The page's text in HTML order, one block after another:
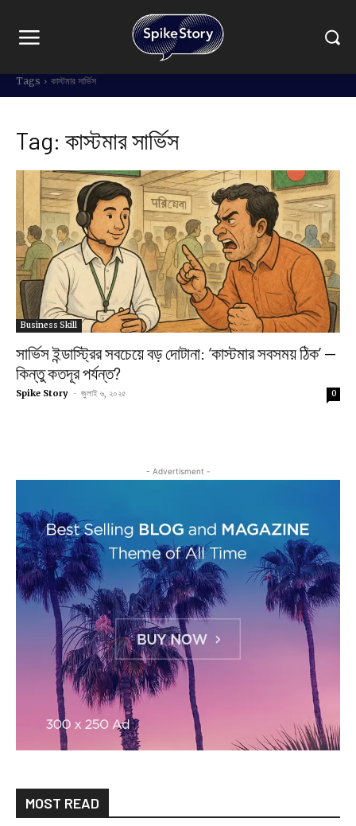
Tags কাস্টমার সার্ভিস
Tag: কাস্টমার সার্ভিস
Business Skill
সার্ভিস ইন্ডাস্ট্রির সবচেয়ে বড় দোটানা: ‘কাস্টমার সবসময় ঠিক’ —
কিন্তু কতদূর পর্যন্ত?
Spike Story - জুলাই ৬, ২০২৫ 0
- Advertisment -
MOST READ